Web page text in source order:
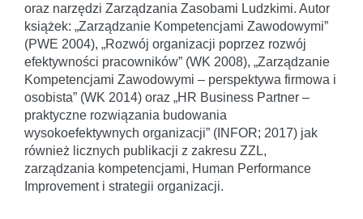
oraz narzędzi Zarządzania Zasobami Ludzkimi. Autor
książek: „Zarządzanie Kompetencjami Zawodowymi”
(PWE 2004), „Rozwój organizacji poprzez rozwój
efektywności pracowników” (WK 2008), „Zarządzanie
Kompetencjami Zawodowymi – perspektywa firmowa i
osobista” (WK 2014) oraz „HR Business Partner –
praktyczne rozwiązania budowania
wysokoefektywnych organizacji” (INFOR; 2017) jak
również licznych publikacji z zakresu ZZL,
zarządzania kompetencjami, Human Performance
Improvement i strategii organizacji.